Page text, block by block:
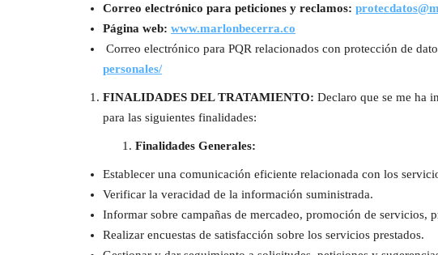
Correo electrónico para peticiones y reclamos:
Página web: www.marlonbecerra.co
Correo electrónico para PQR relacionados con protección de
personales/
FINALIDADES DEL TRATAMIENTO: Declaro que se me ha
para las siguientes finalidades:
Finalidades Generales:
Establecer una comunicación eficiente relacionada con los
Verificar la veracidad de la información suministrada.
Informar sobre campañas de mercadeo, promoción de servicios,
Realizar encuestas de satisfacción sobre los servicios prestados.